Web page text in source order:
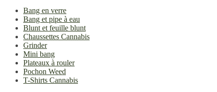
Bang en verre
Bang et pipe à eau
Blunt et feuille blunt
Chaussettes Cannabis
Grinder
Mini bang
Plateaux à rouler
Pochon Weed
T-Shirts Cannabis